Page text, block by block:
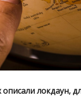
описали локдаун,